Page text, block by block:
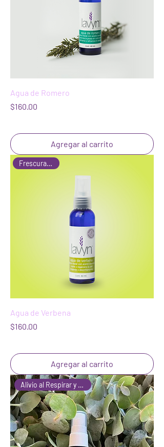
Agua de Romero
Precio
$160.00
Agregar al carrito
Frescura Cítrica
Agua de Verbena
Precio
$160.00
Agregar al carrito
Alivio al Respirar y Repelente